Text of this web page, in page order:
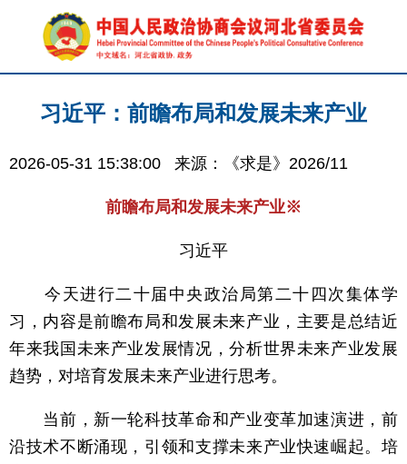
习近平：前瞻布局和发展未来产业
2026-05-31 15:38:00 来源：《求是》2026/11
前瞻布局和发展未来产业※
习近平
今天进行二十届中央政治局第二十四次集体学
习，内容是前瞻布局和发展未来产业，主要是总结近
年来我国未来产业发展情况，分析世界未来产业发展
趋势，对培育发展未来产业进行思考。
当前，新一轮科技革命和产业变革加速演进，前
沿技术不断涌现，引领和支撑未来产业快速崛起。培